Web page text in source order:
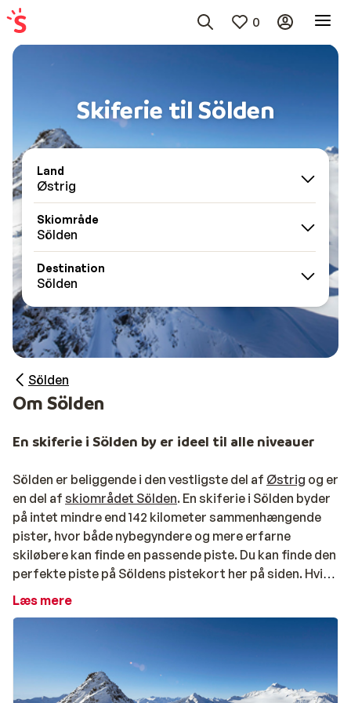
0
Skiferie til Sölden
Land
Østrig
Skiområde
Sölden
Destination
Sölden
Sölden
Om Sölden
En skiferie i Sölden by er ideel til alle niveauer
Sölden er beliggende i den vestligste del af Østrig og er
en del af skiområdet Sölden. En skiferie i Sölden byder
på intet mindre end 142 kilometer sammenhængende
pister, hvor både nybegyndere og mere erfarne
skiløbere kan finde en passende piste. Du kan finde den
perfekte piste på Söldens pistekort her på siden. Hvis
du elsker høje sneklædte bjerge, er Sölden den ideelle
Alperne, hvor du kan finde flest bjerge over 3.000
Booker du med Sunweb, er dit liftkort altid inkluderet i
Læs mere